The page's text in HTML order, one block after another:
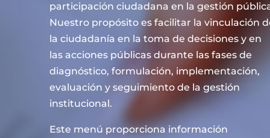
participación ciudadana en la gestión
Nuestro propósito es facilitar la vinculación
la ciudadanía en la toma de decisiones y en
las acciones públicas durante las fases de
diagnóstico, formulación, implementación,
evaluación y seguimiento de la gestión
institucional.
Este menú proporciona información